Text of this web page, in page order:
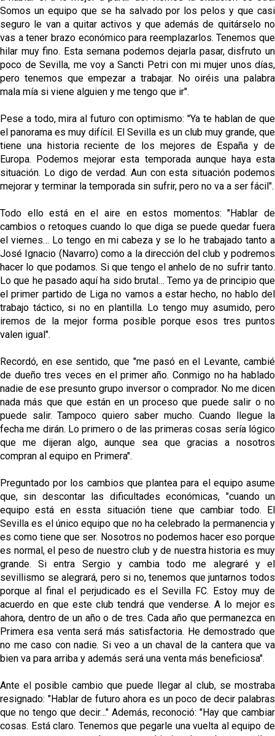
Somos un equipo que se ha salvado por los pelos y que casi
seguro le van a quitar activos y que además de quitárselo no
vas a tener brazo económico para reemplazarlos. Tenemos que
hilar muy fino. Esta semana podemos dejarla pasar, disfruto un
poco de Sevilla, me voy a Sancti Petri con mi mujer unos días,
pero tenemos que empezar a trabajar. No oiréis una palabra
mala mía si viene alguien y me tengo que ir".
Pese a todo, mira al futuro con optimismo: "Ya te hablan de que
el panorama es muy difícil. El Sevilla es un club muy grande, que
tiene una historia reciente de los mejores de España y de
Europa. Podemos mejorar esta temporada aunque haya esta
situación. Lo digo de verdad. Aun con esta situación podemos
mejorar y terminar la temporada sin sufrir, pero no va a ser fácil".
Todo ello está en el aire en estos momentos: "Hablar de
cambios o retoques cuando lo que diga se puede quedar fuera
el viernes… Lo tengo en mi cabeza y se lo he trabajado tanto a
José Ignacio (Navarro) como a la dirección del club y podremos
hacer lo que podamos. Si que tengo el anhelo de no sufrir tanto.
Lo que he pasado aquí ha sido brutal… Temo ya de principio que
el primer partido de Liga no vamos a estar hecho, no hablo del
trabajo táctico, si no en plantilla. Lo tengo muy asumido, pero
iremos de la mejor forma posible porque esos tres puntos
valen igual".
Recordó, en ese sentido, que "me pasó en el Levante, cambié
de dueño tres veces en el primer año. Conmigo no ha hablado
nadie de ese presunto grupo inversor o comprador. No me dicen
nada más que que están en un proceso que puede salir o no
puede salir. Tampoco quiero saber mucho. Cuando llegue la
fecha me dirán. Lo primero o de las primeras cosas sería lógico
que me dijeran algo, aunque sea que gracias a nosotros
compran al equipo en Primera".
Preguntado por los cambios que plantea para el equipo asume
que, sin descontar las dificultades económicas, "cuando un
equipo está en essta situación tiene que cambiar todo. El
Sevilla es el único equipo que no ha celebrado la permanencia y
es como tiene que ser. Nosotros no podemos hacer eso porque
es normal, el peso de nuestro club y de nuestra historia es muy
grande. Si entra Sergio y cambia todo me alegraré y el
sevillismo se alegrará, pero si no, tenemos que juntarnos todos
porque al final el perjudicado es el Sevilla FC. Estoy muy de
acuerdo en que este club tendrá que venderse. A lo mejor es
ahora, dentro de un año o de tres. Cada año que permanezca en
Primera esa venta será más satisfactoria. He demostrado que
no me caso con nadie. Si veo a un chaval de la cantera que va
bien va para arriba y además será una venta más beneficiosa".
Ante el posible cambio que puede llegar al club, se mostraba
resignado: "Hablar de futuro ahora es un poco de decir palabras
que no tengo que decir…" Además, reconoció: "Hay que cambiar
cosas. Está claro. Tenemos que pegarle una vuelta al equipo de